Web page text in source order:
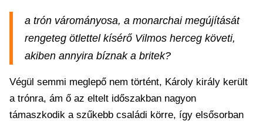
a trón várományosa, a monarchai megújítását
rengeteg ötlettel kísérő Vilmos herceg követi,
akiben annyira bíznak a britek?
Végül semmi meglepő nem történt, Károly király került
a trónra, ám ő az eltelt időszakban nagyon
támaszkodik a szűkebb családi körre, így elsősorban